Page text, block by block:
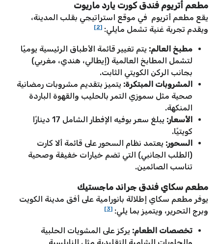
مطعم أتريوم فندق كورت يارد ماريوت
يقع مطعم أتريوم في موقع استراتيجي بقلب المدينة،
ويقدم تجربة غنية تشمل مايلي: [2]
مطبخ العالم: يتم تغيير قائمة الأطباق الرئيسية يوميًا
لتشمل المطابخ العالمية (إيطالي، هندي، مغربي)
بجانب الركن الكويتي الثابت.
المشروبات المبتكرة: يتميز بتقديم مشروبات رمضانية
صحية مثل سموزي التمر بالحليب والقهوة الباردة
المنكهة.
الأسعار:
يبلغ سعر بوفيه الإفطار الشامل 17 دينارًا
كويتيًا.
السحور: يعتمد نظام السحور على قائمة ألا كارت
(الطلب الجانبي) التي تضم خيارات خفيفة وصحية
تناسب الصائمين.
مطعم سكاي فندق جراند ماجستيك
يوفر مطعم سكاي إطلالة بانورامية على أفق مدينة الكويت
وبرج التحرير، ويتميز بما يلي: [3]
تخصصات الطعام: يركز على المشويات الحلبية